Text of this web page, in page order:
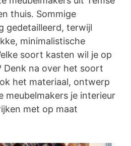
thuis. Sommige
gedetailleerd, terwijl
minimalistische
soort kasten wil je op
Denk na over het soort
het materiaal, ontwerp
meubelmakers je interieur
met op maat